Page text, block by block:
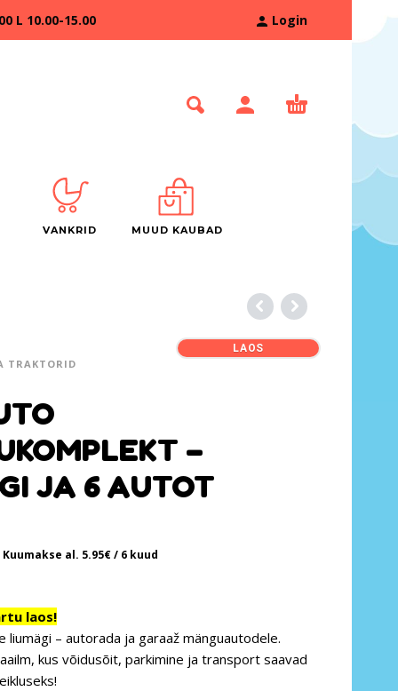
10.00-15.00 Login
VANKRID MUUD KAUBAD
TRAKTORID
LAOS
–
JA 6 AUTOT
Kuumakse al. 5.95€/ 6 kuud
laos!
liumägi – autorada ja garaaž mänguautodele.
kus võidusõit, parkimine ja transport saavad